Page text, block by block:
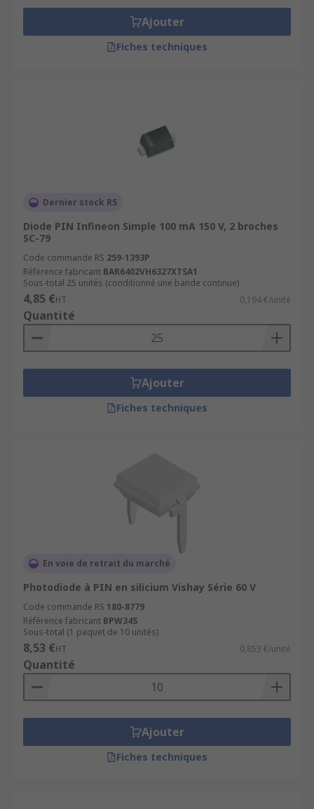
Ajouter
Fiches techniques
Dernier stock RS
Diode PIN Infineon Simple 100 mA 150 V, 2 broches
SC-79
Code commande RS 259-1393P
Référence fabricant BAR6402VH6327XTSA1
Sous-total 25 unités (conditionné une bande continue)
4,85 €HT 0,194 €/unité
Quantité
Ajouter
Fiches techniques
En voie de retrait du marché
Photodiode à PIN en silicium Vishay Série 60 V
Code commande RS 180-8779
Référence fabricant BPW34S
Sous-total (1 paquet de 10 unités)
8,53 €HT 0,853 €/unité
Quantité
Ajouter
Fiches techniques